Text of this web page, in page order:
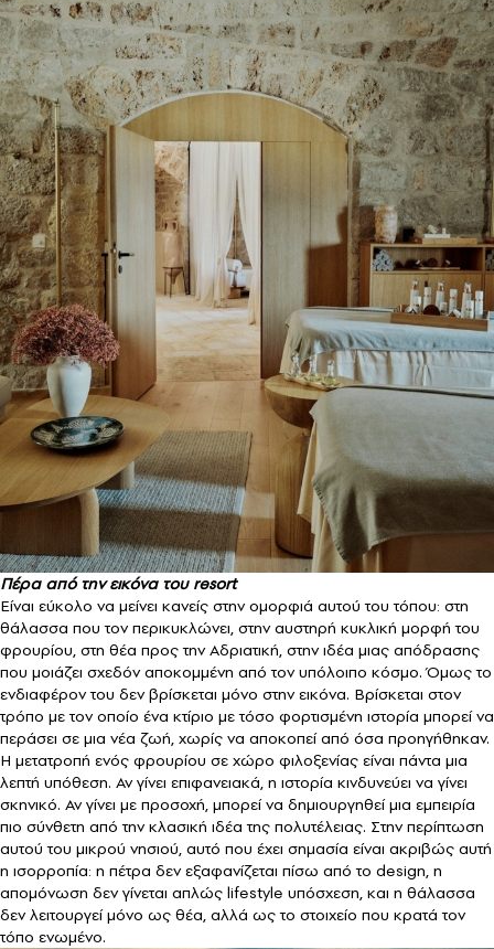
Πέρα από την εικόνα του resort
Είναι εύκολο να μείνει κανείς στην ομορφιά αυτού του τόπου: στη
θάλασσα που τον περικυκλώνει, στην αυστηρή κυκλική μορφή του
φρουρίου, στη θέα προς την Αδριατική, στην ιδέα μιας απόδρασης
που μοιάζει σχεδόν αποκομμένη από τον υπόλοιπο κόσμο. Όμως το
ενδιαφέρον του δεν βρίσκεται μόνο στην εικόνα. Βρίσκεται στον
τρόπο με τον οποίο ένα κτίριο με τόσο φορτισμένη ιστορία μπορεί να
περάσει σε μια νέα ζωή, χωρίς να αποκοπεί από όσα προηγήθηκαν.
Η μετατροπή ενός φρουρίου σε χώρο φιλοξενίας είναι πάντα μια
λεπτή υπόθεση. Αν γίνει επιφανειακά, η ιστορία κινδυνεύει να γίνει
σκηνικό. Αν γίνει με προσοχή, μπορεί να δημιουργηθεί μια εμπειρία
πιο σύνθετη από την κλασική ιδέα της πολυτέλειας. Στην περίπτωση
αυτού του μικρού νησιού, αυτό που έχει σημασία είναι ακριβώς αυτή
η ισορροπία: η πέτρα δεν εξαφανίζεται πίσω από το design, η
απομόνωση δεν γίνεται απλώς lifestyle υπόσχεση, και η θάλασσα
δεν λειτουργεί μόνο ως θέα, αλλά ως το στοιχείο που κρατά τον
τόπο ενωμένο.